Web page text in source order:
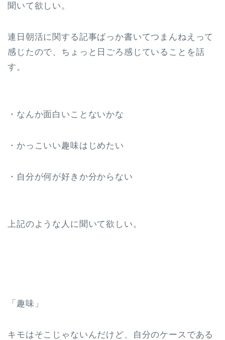
聞いて欲しい。
連日朝活に関する記事ばっか書いてつまんねえって
感じたので、ちょっと日ごろ感じていることを話
す。
・なんか面白いことないかな
・かっこいい趣味はじめたい
・自分が何が好きか分からない
上記のような人に聞いて欲しい。
「趣味」
キモはそこじゃないんだけど、自分のケースである